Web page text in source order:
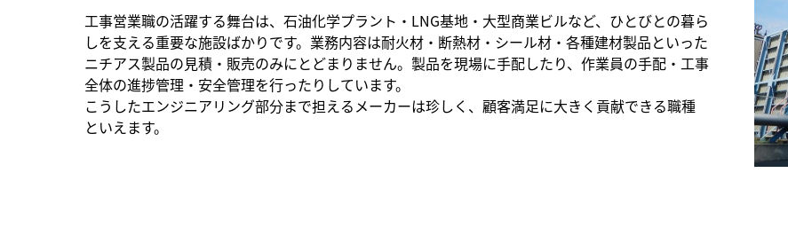
工事営業職の活躍する舞台は、石油化学プラント・LNG基地・大型商業ビルなど、ひとびとの暮ら
しを支える重要な施設ばかりです。業務内容は耐火材・断熱材・シール材・各種建材製品といった
ニチアス製品の見積・販売のみにとどまりません。製品を現場に手配したり、作業員の手配・工事
全体の進捗管理・安全管理を行ったりしています。
こうしたエンジニアリング部分まで担えるメーカーは珍しく、顧客満足に大きく貢献できる職種
といえます。